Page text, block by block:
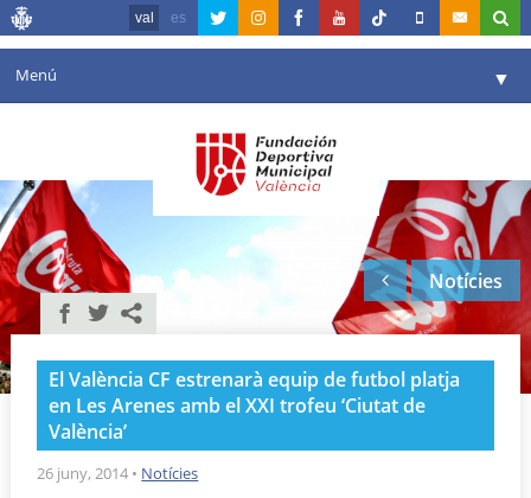
val es
Menú ▼
Agenda
Instal·lacions ▼
Comunicació ▼
València en esport
Portal de Transparència
Reserves
Notícies
El València CF estrenarà equip de futbol platja
en Les Arenes amb el XXI trofeu ‘Ciutat de
València’
26 juny, 2014 • Notícies